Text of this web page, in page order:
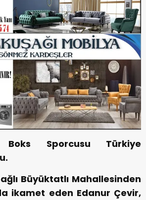
Sporcusu Türkiye
Büyüktatlı Mahallesinden
ikamet eden Edanur Çevir,